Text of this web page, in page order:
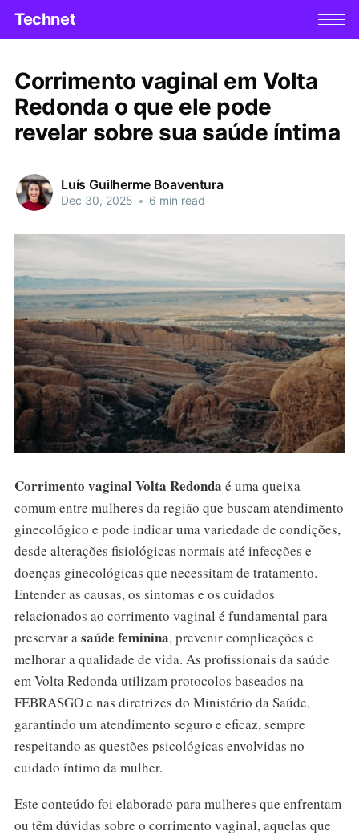
Technet
Corrimento vaginal em Volta
Redonda o que ele pode
revelar sobre sua saúde íntima
Luís Guilherme Boaventura
Dec 30, 2025 • 6 min read
Corrimento vaginal Volta Redonda é uma queixa
comum entre mulheres da região que buscam atendimento
ginecológico e pode indicar uma variedade de condições,
desde alterações fisiológicas normais até infecções e
doenças ginecológicas que necessitam de tratamento.
Entender as causas, os sintomas e os cuidados
relacionados ao corrimento vaginal é fundamental para
preservar asaúde feminina, prevenir complicações e
melhorar a qualidade de vida. As profissionais da saúde
em Volta Redonda utilizam protocolos baseados na
FEBRASGO e nas diretrizes do Ministério da Saúde,
garantindo um atendimento seguro e eficaz, sempre
respeitando as questões psicológicas envolvidas no
cuidado íntimo da mulher.
Este conteúdo foi elaborado para mulheres que enfrentam
ou têm dúvidas sobre o corrimento vaginal, aquelas que